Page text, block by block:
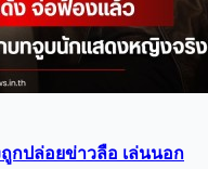
กปล่อยข่าวลือ เล่นนอก